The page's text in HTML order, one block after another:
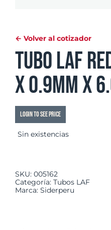
← Volver al cotizador
Tubo LAF
x 0.9mm x
Login to see price
Sin existencias
SKU: 005162
Categoría: Tubos LAF
Marca: Siderperu